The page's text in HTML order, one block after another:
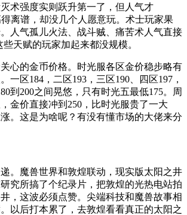
术强度实则跃升第一了，但人气才
离谱，却没几个人愿意玩。术士玩家果
人气孤儿火法、战斗贼、痛苦术人气直接
天赋的玩家加起来都没规模。
心的金币价格。时光服各区金价稳步略有
一区184，二区193，三区190、四区197，
到200之间晃悠，只有时光五最低175。周
金价直接冲到250，比时光服贵了一大
。这是为啥呢？有没有懂市场的大佬来分
。魔兽世界和敦煌联动，现实版太阳之井
究所搞了个纪录片，把敦煌的光热电站拍
，这波必须点赞。尖端科技和魔兽故事相
以后打本累了，去敦煌看看真正的太阳之